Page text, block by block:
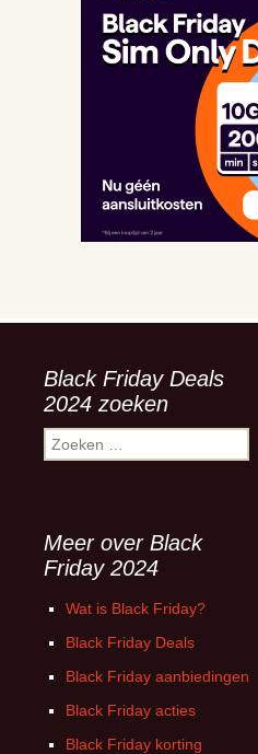
Black Friday Deals
2024 zoeken
Zoeken
naar:
Meer over Black
Friday 2024
Wat is Black Friday?
Black Friday Deals
Black Friday aanbiedingen
Black Friday acties
Black Friday korting